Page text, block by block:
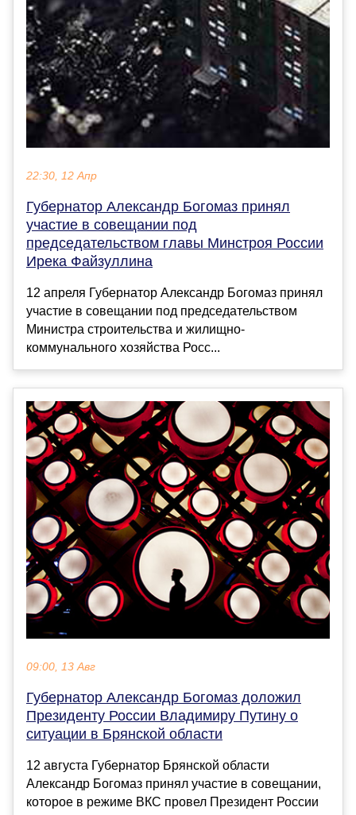
22:30, 12 Апр
Губернатор Александр Богомаз принял
участие в совещании под
председательством главы Минстроя России
Ирека Файзуллина
12 апреля Губернатор Александр Богомаз принял
участие в совещании под председательством
Министра строительства и жилищно-
коммунального хозяйства Росс...
09:00, 13 Авг
Губернатор Александр Богомаз доложил
Президенту России Владимиру Путину о
ситуации в Брянской области
12 августа Губернатор Брянской области
Александр Богомаз принял участие в совещании,
которое в режиме ВКС провел Президент России